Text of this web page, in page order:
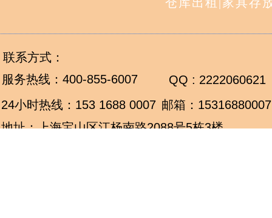
邮箱：
服务热线： 400-855-6007
24小时热线： 153 1688 0007
QQ : 2222060621
地址：上海宝山区江杨南路2088号5栋3楼
联系方式：